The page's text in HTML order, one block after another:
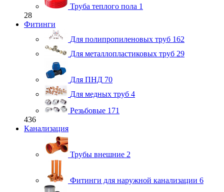
Труба теплого пола 1
28
Фитинги
Для полипропиленовых труб 162
Для металлопластиковых труб 29
Для ПНД 70
Для медных труб 4
Резьбовые 171
436
Канализация
Трубы внешние 2
Фитинги для наружной канализации 6